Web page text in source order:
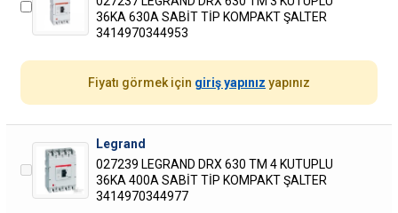
36KA 630A SABİT TİP KOMPAKT ŞALTER
3414970344953
Fiyatı görmek için giriş yapınız yapınız
Legrand
027239 LEGRAND DRX 630 TM 4 KUTUPLU
36KA 400A SABİT TİP KOMPAKT ŞALTER
3414970344977